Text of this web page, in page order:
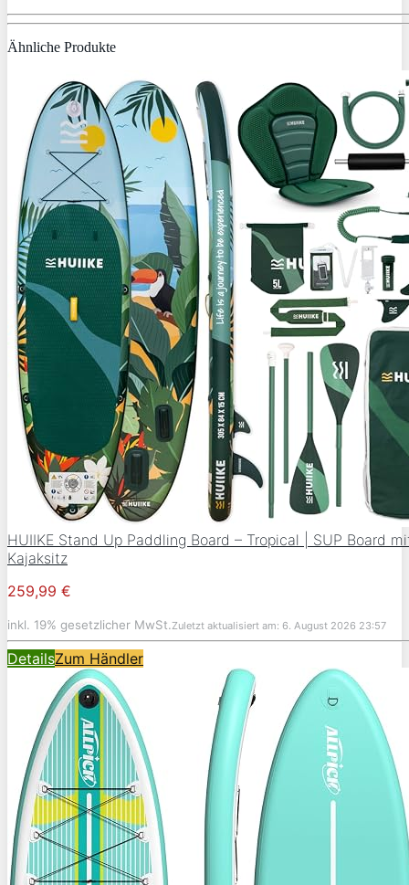
Ähnliche Produkte
HUIIKE Stand Up Paddling Board – Tropical | SUP Board
Kajaksitz
259,99 €
inkl. 19% gesetzlicher MwSt.Zuletzt aktualisiert am: 6. August 2026 23:57
DetailsZum Händler